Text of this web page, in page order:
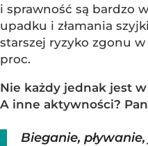
i sprawność są bardzo
upadku i złamania
starszej ryzyko zgonu
proc.
Nie każdy jednak jest
A inne aktywności?
Bieganie,